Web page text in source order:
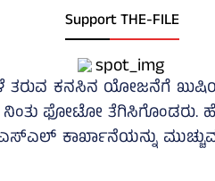
Support THE-FILE
ತರುವ ಕನಸಿನ ಯೋಜನೆಗೆ
ಫೋಟೋ ತೆಗಿಸಿಗೊಂಡರು.
ಕಾರ್ಖಾನೆಯನ್ನು